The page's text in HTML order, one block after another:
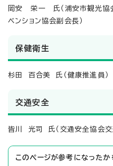
岡安 栄一 氏（浦安市観光協会
ベンション協会副会長）
保健衛生
杉田 百合美 氏（健康推進員）
交通安全
皆川 光司 氏（交通安全協会交
このページが参考になったか